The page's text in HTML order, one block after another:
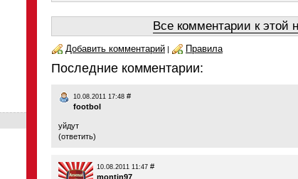
Все комментарии к этой
Добавить комментарий | Правила
Последние комментарии:
10.08.2011 17:48 #
footbol
уйдут
(ответить)
10.08.2011 11:47 #
montin97